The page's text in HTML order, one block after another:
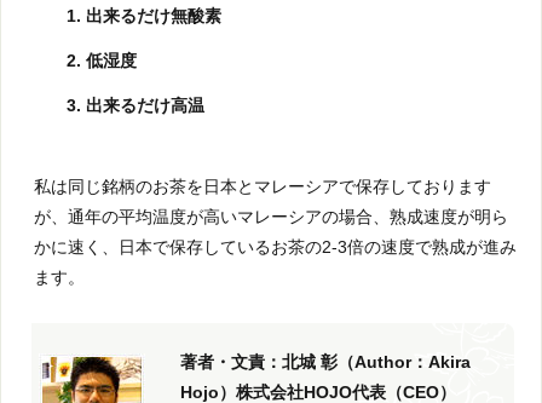
出来るだけ無酸素
低湿度
出来るだけ高温
私は同じ銘柄のお茶を日本とマレーシアで保存しております
が、通年の平均温度が高いマレーシアの場合、熟成速度が明ら
かに速く、日本で保存しているお茶の2-3倍の速度で熟成が進み
ます。
著者・文責：北城 彰（Author：Akira
Hojo）株式会社HOJO代表（CEO）